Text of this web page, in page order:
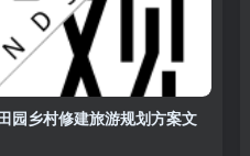
园乡村修建旅游规划方案文